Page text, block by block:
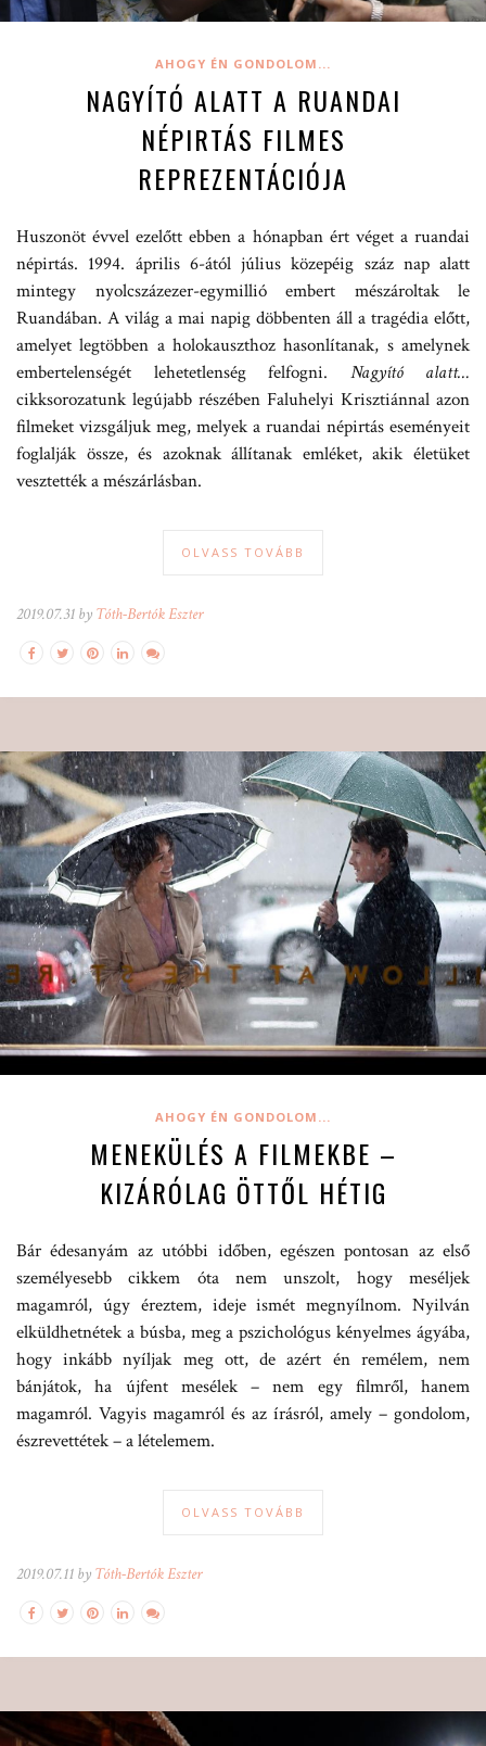
AHOGY ÉN GONDOLOM...
NAGYÍTÓ ALATT A RUANDAI
NÉPIRTÁS FILMES
REPREZENTÁCIÓJA
Huszonöt évvel ezelőtt ebben a hónapban ért véget a ruandai
népirtás. 1994. április 6-ától július közepéig száz nap alatt
mintegy nyolcszázezer-egymillió embert mészároltak le
Ruandában. A világ a mai napig döbbenten áll a tragédia előtt,
amelyet legtöbben a holokauszthoz hasonlítanak, s amelynek
embertelenségét lehetetlenség felfogni. Nagyító alatt…
cikksorozatunk legújabb részében Faluhelyi Krisztiánnal azon
filmeket vizsgáljuk meg, melyek a ruandai népirtás eseményeit
foglalják össze, és azoknak állítanak emléket, akik életüket
vesztették a mészárlásban.
OLVASS TOVÁBB
2019.07.31 by Tóth-Bertók Eszter
AHOGY ÉN GONDOLOM...
MENEKÜLÉS A FILMEKBE –
KIZÁRÓLAG ÖTTŐL HÉTIG
Bár édesanyám az utóbbi időben, egészen pontosan az első
személyesebb cikkem óta nem unszolt, hogy meséljek
magamról, úgy éreztem, ideje ismét megnyílnom. Nyilván
elküldhetnétek a búsba, meg a pszichológus kényelmes ágyába,
hogy inkább nyíljak meg ott, de azért én remélem, nem
bánjátok, ha újfent mesélek – nem egy filmről, hanem
magamról. Vagyis magamról és az írásról, amely – gondolom,
észrevettétek – a lételemem.
OLVASS TOVÁBB
2019.07.11 by Tóth-Bertók Eszter